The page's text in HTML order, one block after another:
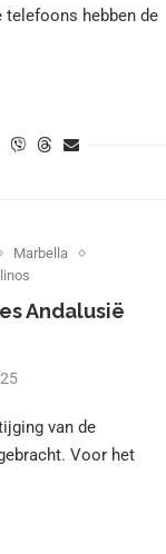
telefoons hebben de
Marbella
Andalusië
van de
Voor het